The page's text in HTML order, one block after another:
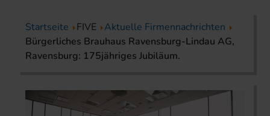
Startseite FIVE
Aktuelle Firmennachrichten
Bürgerliches Brauhaus Ravensburg-Lindau AG,
Ravensburg: 175jähriges Jubiläum.